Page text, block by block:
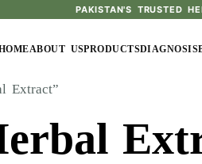
PAKISTAN'S TRUSTED
ABOUT USPRODUCTSDIAGNOSIS
Extract”